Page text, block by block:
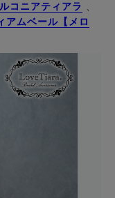
コニアティアラ
、
アムベール【メロ